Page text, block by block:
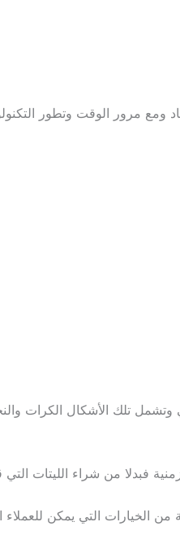
مرور الوقت وتطور
تلك الأشكال الكرات
فبدلا من شراء الليتات
الخيارات التي يمكن للعملاء